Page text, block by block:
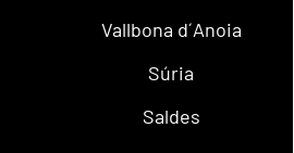
Vallbona d´Anoia
Súria
Saldes